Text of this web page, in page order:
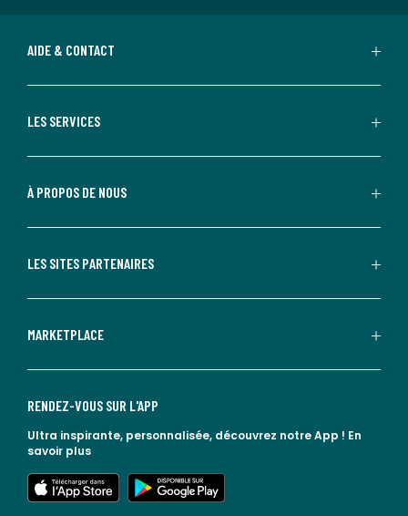
AIDE & CONTACT
LES SERVICES
À PROPOS DE NOUS
LES SITES PARTENAIRES
MARKETPLACE
RENDEZ-VOUS SUR L'APP
Ultra inspirante, personnalisée, découvrez notre App ! En
savoir plus
lien vers l'app store
lien vers google play